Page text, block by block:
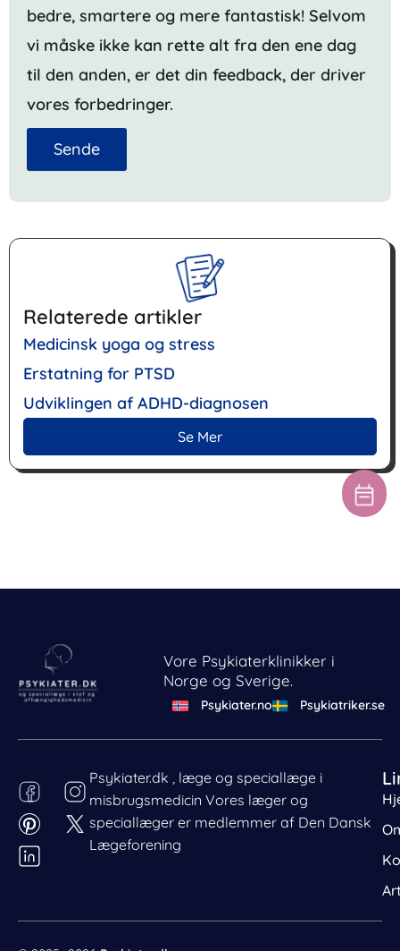
bedre, smartere og mere fantastisk! Selvom
vi måske ikke kan rette alt fra den ene dag
til den anden, er det din feedback, der driver
vores forbedringer.
Sende
Relaterede artikler
Medicinsk yoga og stress
Erstatning for PTSD
Udviklingen af ​​ADHD-diagnosen
Se Mer
Vore Psykiaterklinikker i
Norge og Sverige.
Psykiater.no Psykiatriker.se
Psykiater.dk , læge og speciallæge i
misbrugsmedicin Vores læger og
speciallæger er medlemmer af Den Dansk
Lægeforening
Behandl dit samtykke
For at give den bedst mulige oplevelse bruger vi cookies
til at gemme eller tilgå enhedsdata. Nægtelse af
samtykke kan begrænse visse funktioner.
Statistik